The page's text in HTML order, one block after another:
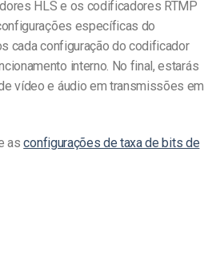
HLS e os codificadores RTMP
específicas do
cada configuração do codificador
interno. No final, estarás
vídeo e áudio em transmissões em
asconfigurações de taxa de bits de